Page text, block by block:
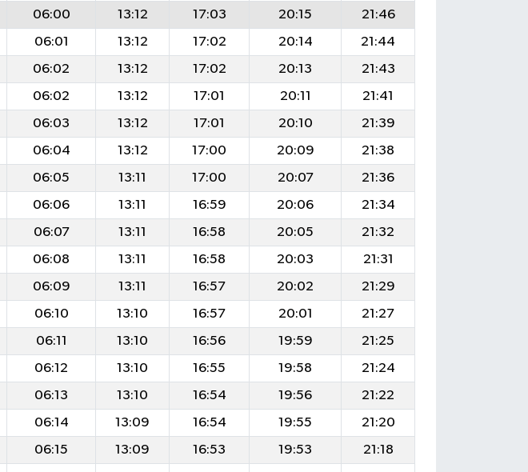
06:00 13:12 17:03 20:15
21:46
06:01 13:12 17:02 20:14
21:44
06:02 13:12 17:02 20:13
21:43
06:02 13:12 17:01 20:11
21:41
06:03 13:12 17:01 20:10
21:39
06:04 13:12 17:00 20:09
21:38
06:05 13:11 17:00 20:07
21:36
06:06 13:11 16:59 20:06
21:34
06:07 13:11 16:58 20:05
21:32
06:08 13:11 16:58 20:03
21:31
06:09 13:11 16:57 20:02
21:29
06:10 13:10 16:57 20:01
21:27
06:11 13:10 16:56 19:59
21:25
06:12 13:10 16:55 19:58
21:24
06:13 13:10 16:54 19:56
21:22
06:14 13:09 16:54 19:55
21:20
06:15 13:09 16:53 19:53
21:18